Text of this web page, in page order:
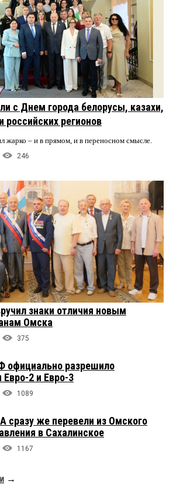
с Днем города белорусы, казахи,
регионов
жарко – и в прямом, и в переносном смысле.
246
знаки отличия новым
Омска
375
официально разрешило
Евро-2 и Евро-3
1089
же перевели из Омского
в Сахалинское
1167
→